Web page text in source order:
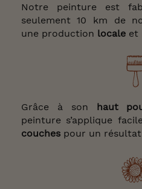
Notre peinture est
seulement 10 km de
une production localeet
Grâce à son haut
peinture s’applique
couchespour un résultat